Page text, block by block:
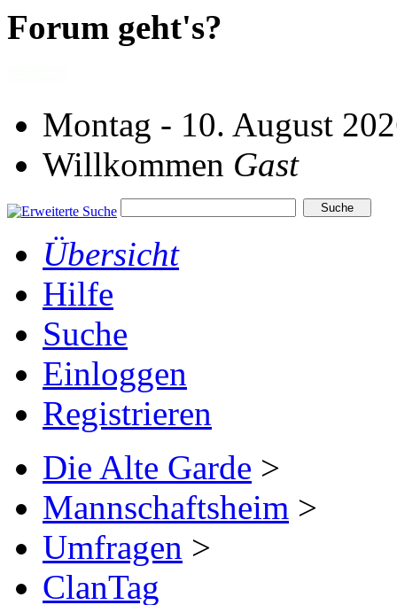
Forum geht's?
Montag - 10. August
Willkommen Gast
Übersicht
Hilfe
Suche
Einloggen
Registrieren
Die Alte Garde >
Mannschaftsheim >
Umfragen >
ClanTag